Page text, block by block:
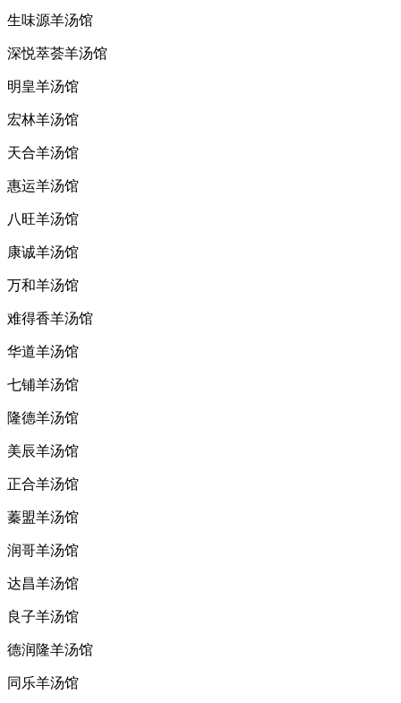
生味源羊汤馆
深悦萃荟羊汤馆
明皇羊汤馆
宏林羊汤馆
天合羊汤馆
惠运羊汤馆
八旺羊汤馆
康诚羊汤馆
万和羊汤馆
难得香羊汤馆
华道羊汤馆
七铺羊汤馆
隆德羊汤馆
美辰羊汤馆
正合羊汤馆
蓁盟羊汤馆
润哥羊汤馆
达昌羊汤馆
良子羊汤馆
德润隆羊汤馆
同乐羊汤馆